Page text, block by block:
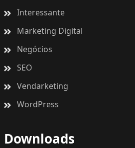
Interessante
Marketing Digital
Negócios
SEO
Vendarketing
WordPress
Downloads